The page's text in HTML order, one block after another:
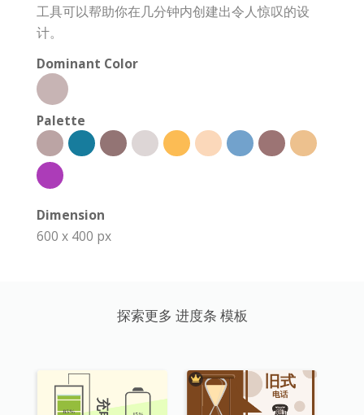
工具可以帮助你在几分钟内创建出令人惊叹的设
计。
Dominant Color
Palette
Dimension
600 x 400 px
探索更多 进度条 模板